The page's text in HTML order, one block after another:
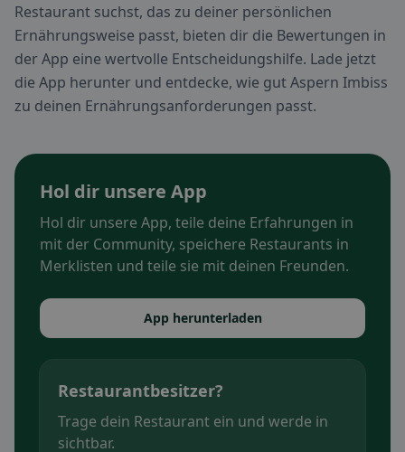
Restaurant suchst, das zu deiner persönlichen
Ernährungsweise passt, bieten dir die Bewertungen in
der App eine wertvolle Entscheidungshilfe. Lade jetzt
die App herunter und entdecke, wie gut Aspern Imbiss
zu deinen Ernährungsanforderungen passt.
Hol dir unsere App
Hol dir unsere App, teile deine Erfahrungen in
mit der Community, speichere Restaurants in
Merklisten und teile sie mit deinen Freunden.
App herunterladen
Restaurantbesitzer?
Trage dein Restaurant ein und werde in
sichtbar.